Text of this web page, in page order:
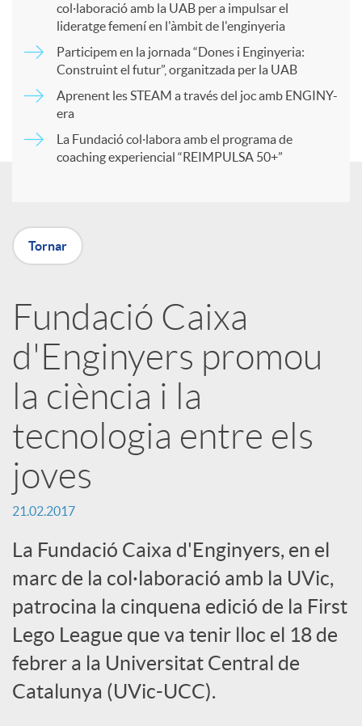
t
r
X
a
r
x
e
s
S
o
col·laboració amb la UAB per a impulsar el
lideratge femení en l'àmbit de l'enginyeria
Participem en la jornada “Dones i Enginyeria:
Construint el futur”, organitzada per la UAB
Aprenent les STEAM a través del joc amb ENGINY-
era
La Fundació col·labora amb el programa de
coaching experiencial “REIMPULSA 50+”
Tornar
Fundació Caixa
d'Enginyers promou
la ciència i la
tecnologia entre els
joves
21.02.2017
La Fundació Caixa d'Enginyers, en el
marc de la col·laboració amb la UVic,
patrocina la cinquena edició de la First
Lego League que va tenir lloc el 18 de
febrer a la Universitat Central de
Catalunya (UVic-UCC).